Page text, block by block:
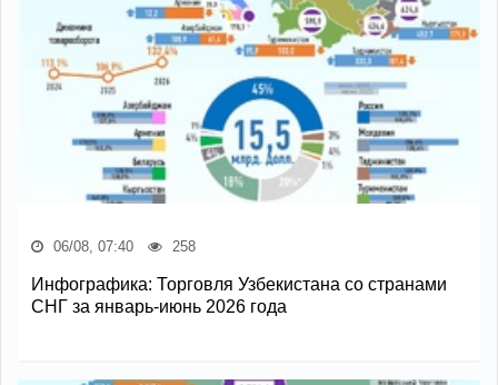
06/08, 07:40 258
Инфографика: Торговля Узбекистана со странами
СНГ за январь-июнь 2026 года